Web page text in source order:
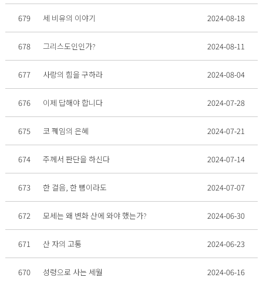
679 세 비유의 이야기 2024-08-18
678 그리스도인인가? 2024-08-11
677 사랑의 힘을 구하라 2024-08-04
676 이제 답해야 합니다 2024-07-28
675 코 꿰임의 은혜 2024-07-21
674 주께서 판단을 하신다 2024-07-14
673 한 걸음, 한 뼘이라도 2024-07-07
672 모세는 왜 변화 산에 와야 했는가? 2024-06-30
671 산 자의 고통 2024-06-23
670 성령으로 사는 세월 2024-06-16